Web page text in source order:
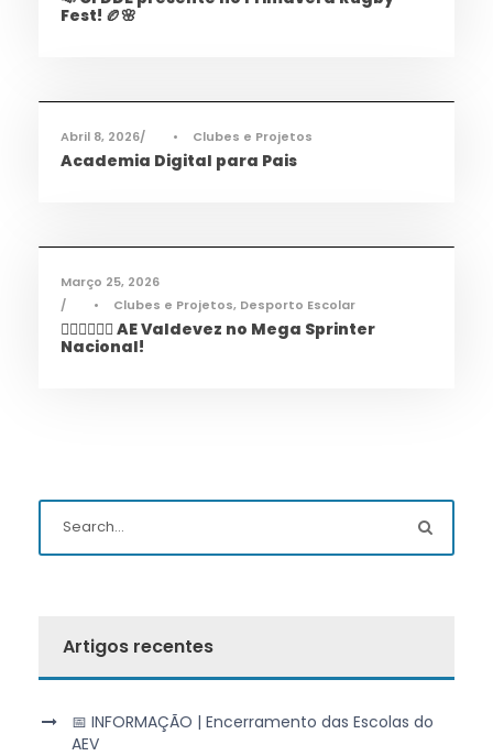
Fest! 🏉🌸
Abril 8, 2026 • Clubes e Projetos
Academia Digital para Pais
Março 25, 2026
•
Clubes e Projetos, Desporto Escolar
🏃‍♀️🏃‍♂️🏃‍♀️ AE Valdevez no Mega Sprinter
Nacional!
Artigos recentes
📅 INFORMAÇÃO | Encerramento das Escolas do
AEV